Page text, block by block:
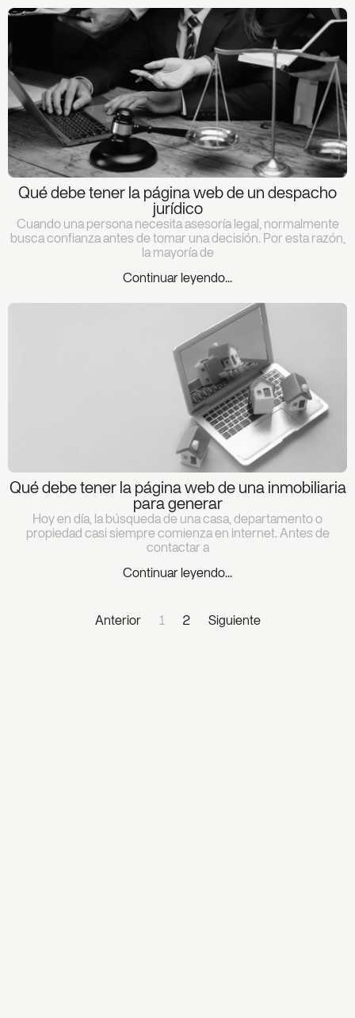
Qué debe tener la página web de un despacho
jurídico
Cuando una persona necesita asesoría legal, normalmente
busca confianza antes de tomar una decisión. Por esta razón,
la mayoría de
Continuar leyendo...
Qué debe tener la página web de una inmobiliaria
para generar
Hoy en día, la búsqueda de una casa, departamento o
propiedad casi siempre comienza en internet. Antes de
contactar a
Continuar leyendo...
Anterior 1 2 Siguiente